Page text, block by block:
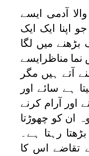
آدمی ایسے
اپنا ایک ایک
میں لگا
نما مناظرایسے
آتے ہیں مگر
ہے سائے اور
اور آرام کرنے
ان کو چھوڑتا
رہتا ہے۔
تقاضے اس کا